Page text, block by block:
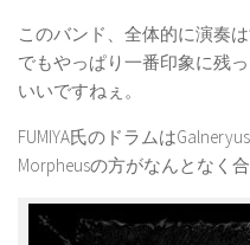
このバンド、全体的に演奏
でもやっぱり一番印象に残
いいですねぇ。
FUMIYA氏のドラムは
Morpheusの方がなんとなく